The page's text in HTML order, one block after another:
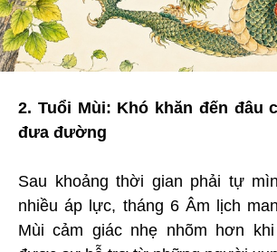
2. Tuổi Mùi: Khó khăn đến đâu
đưa đường
Sau khoảng thời gian phải tự
nhiều áp lực, tháng 6 Âm lịch
Mùi cảm giác nhẹ nhõm hơn